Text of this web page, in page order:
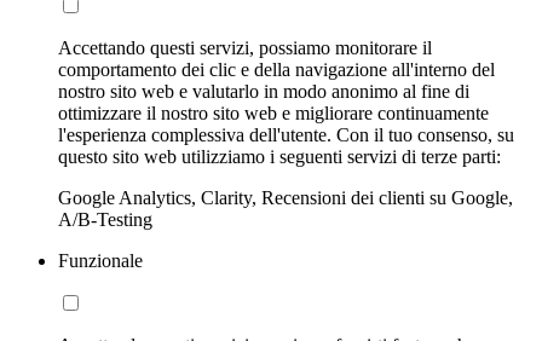
Accettando questi servizi, possiamo monitorare il
comportamento dei clic e della navigazione all'interno del
nostro sito web e valutarlo in modo anonimo al fine di
ottimizzare il nostro sito web e migliorare continuamente
l'esperienza complessiva dell'utente. Con il tuo consenso, su
questo sito web utilizziamo i seguenti servizi di terze parti:
Google Analytics, Clarity, Recensioni dei clienti su Google,
A/B-Testing
Funzionale